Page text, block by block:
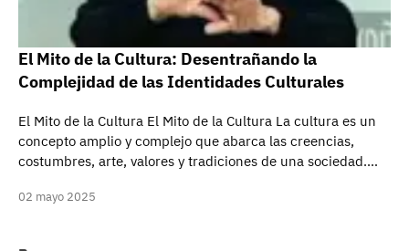
El Mito de la Cultura: Desentrañando la
Complejidad de las Identidades Culturales
El Mito de la Cultura El Mito de la Cultura La cultura es un
concepto amplio y complejo que abarca las creencias,
costumbres, arte, valores y tradiciones de una sociedad.…
02 mayo 2025